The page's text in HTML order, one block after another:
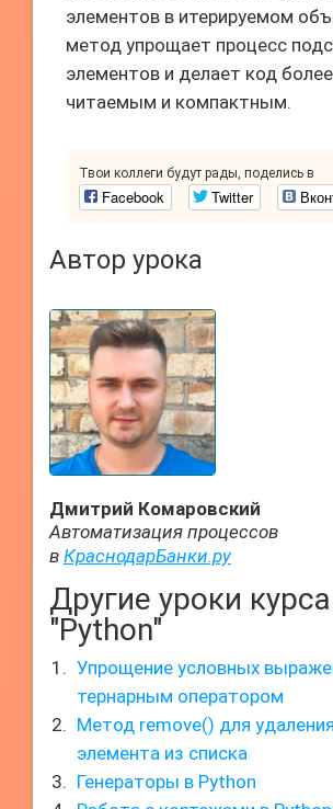
элементов в итерируемом
метод упрощает процесс
элементов и делает код более
читаемым и компактным.
Твои коллеги будут рады, поделись в
Facebook Twitter
Автор урока
Дмитрий Комаровский
Автоматизация процессов
в КраснодарБанки.ру
Другие уроки курса
"Python"
Упрощение условных
тернарным оператором
Метод remove() для удаления
элемента из списка
Генераторы в Python